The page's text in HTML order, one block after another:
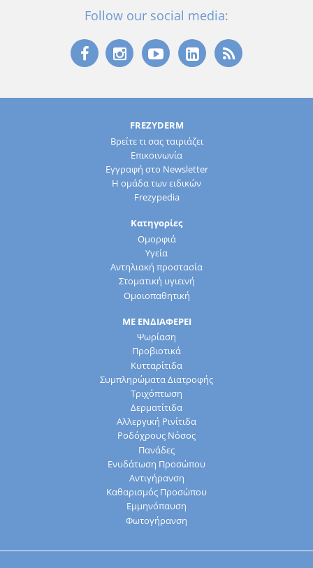
Follow our social media:
FREZYDERM
Βρείτε τι σας ταιριάζει
Επικοινωνία
Εγγραφή στο Newsletter
Η ομάδα των ειδικών
Frezypedia
Κατηγορίες
Ομορφιά
Υγεία
Αντηλιακή προστασία
Στοματική υγιεινή
Ομοιοπαθητική
ΜΕ ΕΝΔΙΑΦΕΡΕΙ
Ψωρίαση
Προβιοτικά
Κυτταρίτιδα
Συμπληρώματα Διατροφής
Τριχόπτωση
Δερματίτιδα
Αλλεργική Ρινίτιδα
Ροδόχρους Νόσος
Πανάδες
Ενυδάτωση Προσώπου
Αντιγήρανση
Καθαρισμός Προσώπου
Εμμηνόπαυση
Φωτογήρανση